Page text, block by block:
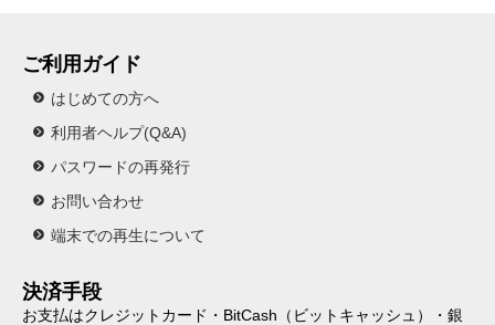
ご利用ガイド
はじめての方へ
利用者ヘルプ(Q&A)
パスワードの再発行
お問い合わせ
端末での再生について
決済手段
お支払はクレジットカード・BitCash（ビットキャッシュ）・銀